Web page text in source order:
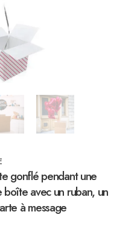
gonflé pendant une
boîte avec un ruban, un
à message